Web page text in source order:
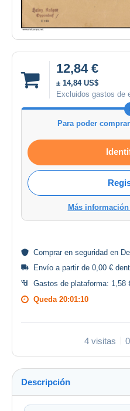
12,84 €
± 14,84 US$
Excluidos gastos de
Para poder
Más
Comprar en seguridad en
Envío a partir de 0,00 €
Gastos de plataforma: 1,58
Queda 20:01:10
4 visitas
Descripción